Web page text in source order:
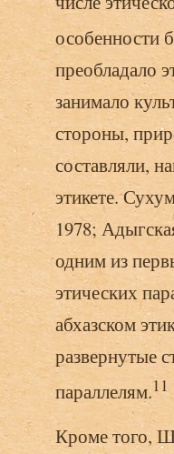
особенности
преобладало
занимало
стороны,
составляли,
этикете.
1978;
одним из
этических
абхазском
развернутые
параллелям.11
Кроме того,